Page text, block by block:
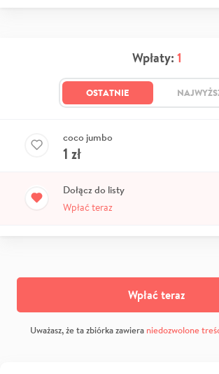
Wpłaty: 1
OSTATNIE
coco jumbo
1 zł
Dołącz do listy
Wpłać teraz
Wpłać teraz
Uważasz, że ta zbiórka zawiera niedozwolone